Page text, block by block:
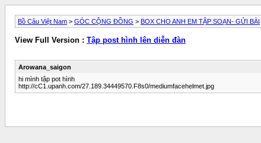
Bồ Câu Việt Nam > GÓC CỘNG ĐỒNG > BOX CHO ANH EM TẬP SOẠN- GỬI BÀI
View Full Version : Tập post hình lên diễn đàn
Arowana_saigon
hi mình tập pot hình
http://cC1.upanh.com/27.189.34449570.F8s0/mediumfacehelmet.jpg